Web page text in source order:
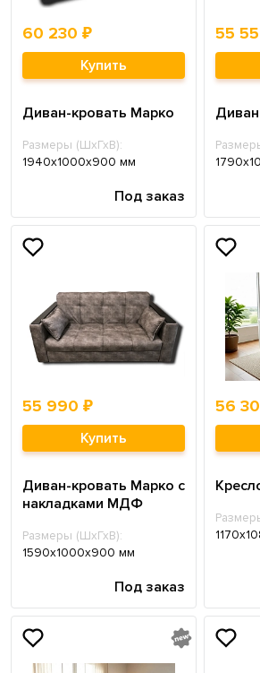
60 230 ₽
Купить
Диван-кровать Марко
Размеры (ШхГхВ):
1940х1000х900 мм
Под заказ
55
55 990 ₽
Купить
Диван-кровать Марко с
накладками МДФ
Размеры (ШхГхВ):
1590х1000х900 мм
Под заказ
56